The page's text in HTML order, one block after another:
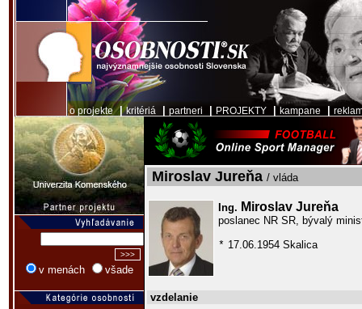
o projekte|kritériá partneri PROJEKTY kampane
v menách všade
Miroslav Jureňa / vláda
Ing. Miroslav Jureňa
poslanec NR SR, bývalý
* 17.06.1954 Skalica
vzdelanie